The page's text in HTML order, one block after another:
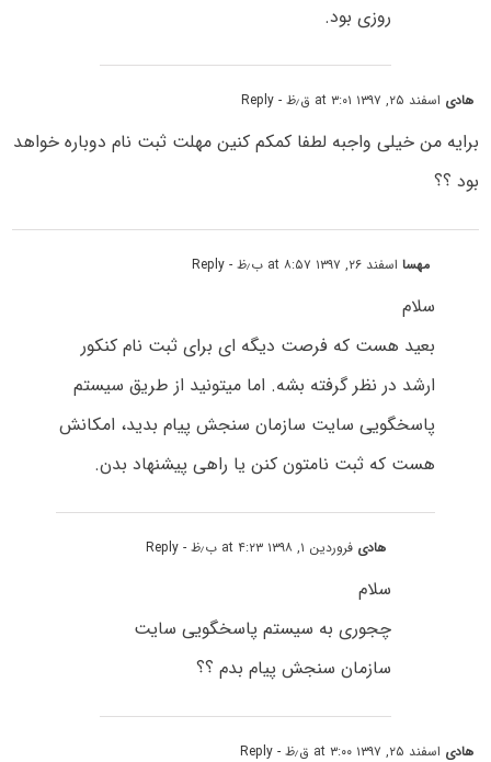
روزی بود.
هادی اسفند ۲۵, ۱۳۹۷ at ۳:۰۱ ق٫ظ - Reply
برایه من خیلی واجبه لطفا کمکم کنین مهلت ثبت نام دوباره خواهد
بود ؟؟
مهسااسفند ۲۶, ۱۳۹۷ at ۸:۵۷ ب٫ظ - Reply
سلام
بعید هست که فرصت دیگه ای برای ثبت نام کنکور
ارشد در نظر گرفته بشه. اما میتونید از طریق سیستم
پاسخگویی سایت سازمان سنجش پیام بدید، امکانش
هست که ثبت نامتون کنن یا راهی پیشنهاد بدن.
هادی فروردین ۱, ۱۳۹۸ at ۴:۲۳ ب٫ظ - Reply
سلام
چجوری به سیستم پاسخگویی سایت
سازمان سنجش پیام بدم ؟؟
هادی اسفند ۲۵, ۱۳۹۷ at ۳:۰۰ ق٫ظ - Reply